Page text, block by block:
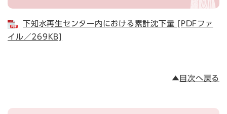
下知水再生センター内における累計沈下量 [PDFファ
イル／269KB]
▲ 目次へ戻る